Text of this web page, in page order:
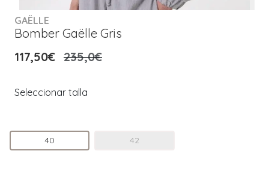
GAËLLE
Bomber Gaëlle Gris
117,50€ 235,0€
Seleccionar talla
40 42